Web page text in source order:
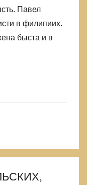
Павел
в филипиих.
быста и в